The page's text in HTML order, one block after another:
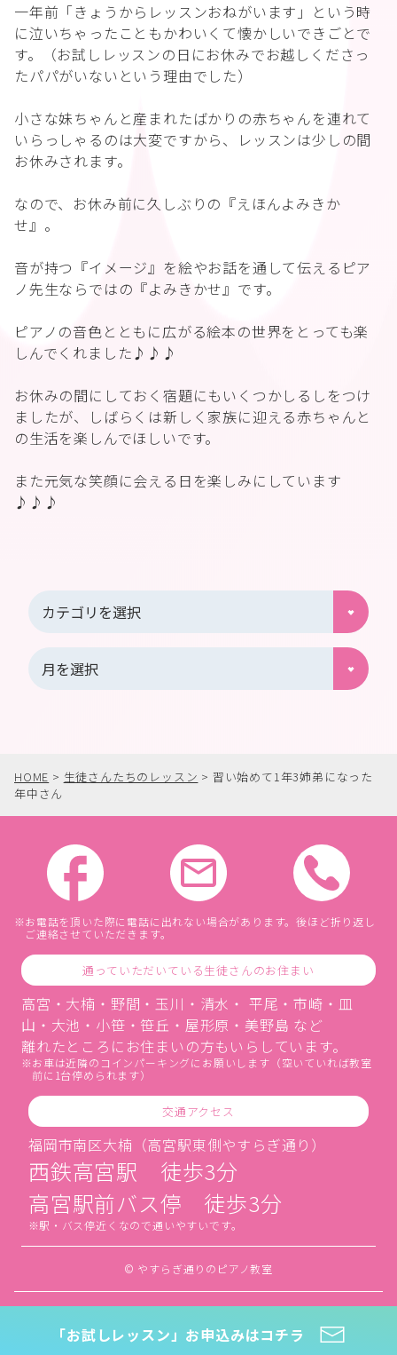
一年前「きょうからレッスンおねがいます」という時
に泣いちゃったこともかわいくて懐かしいできごとで
す。（お試しレッスンの日にお休みでお越しくださっ
たパパがいないという理由でした）
小さな妹ちゃんと産まれたばかりの赤ちゃんを連れて
いらっしゃるのは大変ですから、レッスンは少しの間
お休みされます。
なので、お休み前に久しぶりの『えほんよみきか
せ』。
音が持つ『イメージ』を絵やお話を通して伝えるピア
ノ先生ならではの『よみきかせ』です。
ピアノの音色とともに広がる絵本の世界をとっても楽
しんでくれました♪♪♪
お休みの間にしておく宿題にもいくつかしるしをつけ
ましたが、しばらくは新しく家族に迎える赤ちゃんと
の生活を楽しんでほしいです。
また元気な笑顔に会える日を楽しみにしています
♪♪♪
HOME > 生徒さんたちのレッスン > 習い始めて1年3姉弟になった
年中さん
お電話を頂いた際に電話に出れない場合があります。後ほど折り返し
ご連絡させていただきます。
通っていただいている生徒さんのお住まい
高宮・大楠・野間・玉川・清水・ 平尾・市崎・皿
山・大池・小笹・笹丘・屋形原・美野島 など
離れたところにお住まいの方もいらしています。
お車は近隣のコインパーキングにお願いします（空いていれば教室
前に1台停められます）
交通アクセス
福岡市南区大楠（高宮駅東側やすらぎ通り）
西鉄高宮駅 徒歩3分
高宮駅前バス停 徒歩3分
駅・バス停近くなので通いやすいです。
© やすらぎ通りのピアノ教室
「お試しレッスン」お申込みはコチラ